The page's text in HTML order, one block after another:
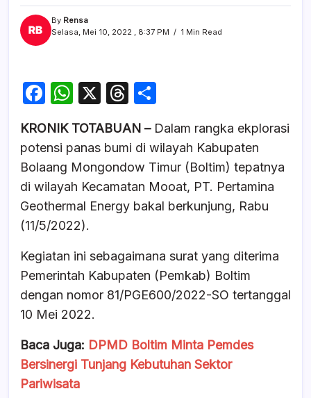
By Rensa
Selasa, Mei 10, 2022 , 8:37 PM
1 Min Read
F
c
e
b
o
o
k
W
at
s
A
p
p
X
T
e
a
d
s
ar
e
KRONIK TOTABUAN –Dalam rangka ekplorasi
potensi panas bumi di wilayah Kabupaten
Bolaang Mongondow Timur (Boltim) tepatnya
di wilayah Kecamatan Mooat, PT. Pertamina
Geothermal Energy bakal berkunjung, Rabu
(11/5/2022).
Kegiatan ini sebagaimana surat yang diterima
Pemerintah Kabupaten (Pemkab) Boltim
dengan nomor 81/PGE600/2022-SO tertanggal
10 Mei 2022.
Baca Juga: DPMD Boltim Minta Pemdes
Bersinergi Tunjang Kebutuhan Sektor
Pariwisata